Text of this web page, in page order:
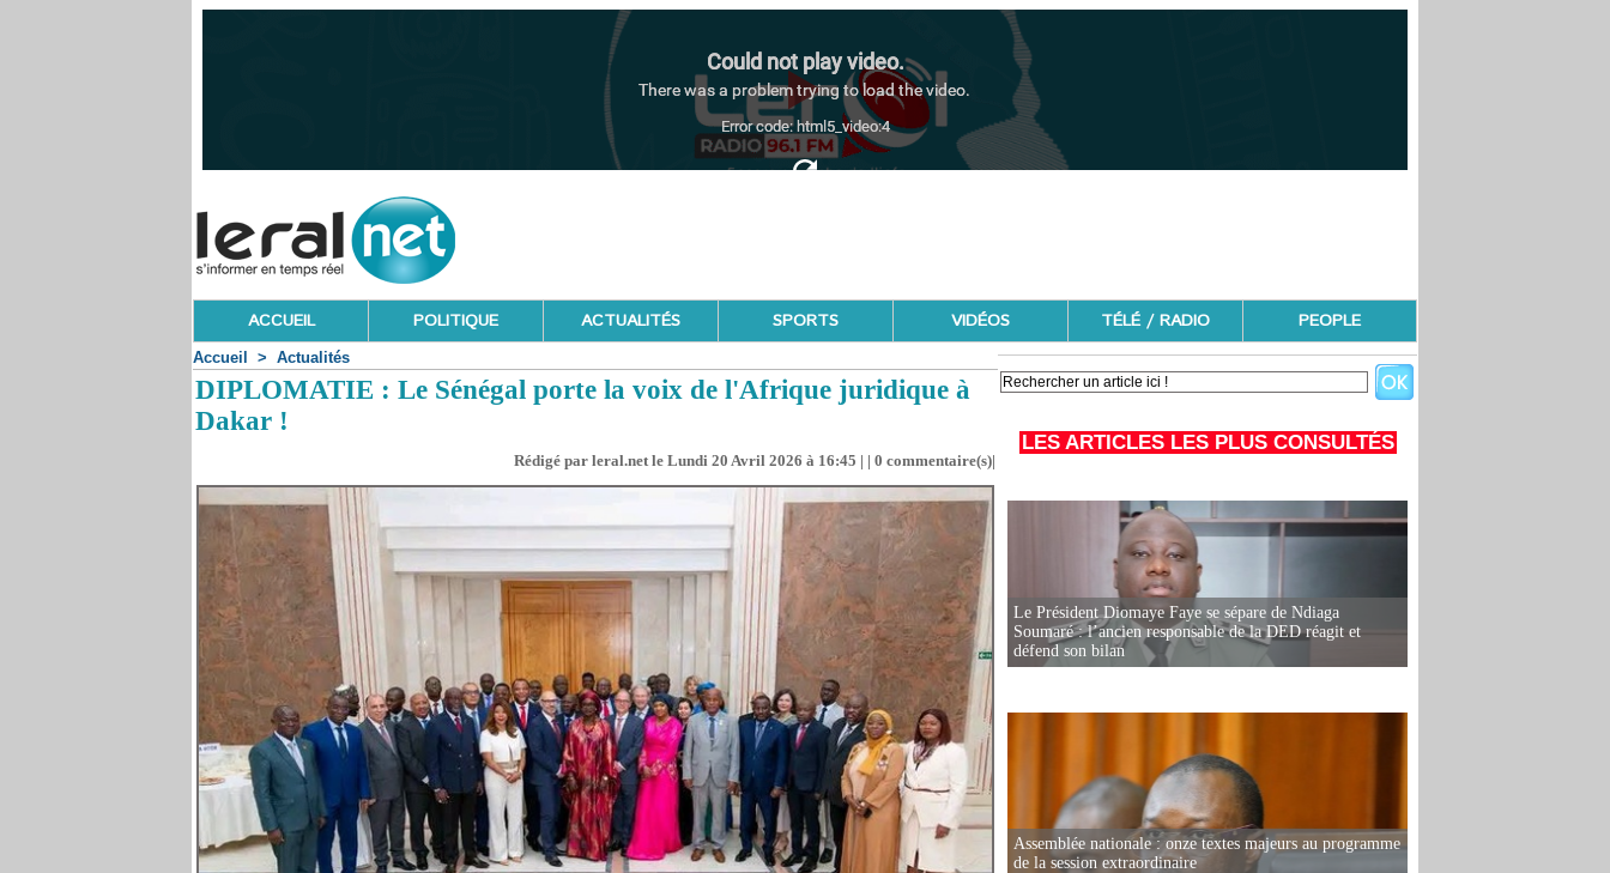
ACCUEIL POLITIQUE ACTUALITÉS SPORTS VIDÉOS TÉLÉ / RADIO PEOPLE
Accueil > Actualités
DIPLOMATIE : Le Sénégal porte la voix de l'Afrique juridique à
Dakar !
Rédigé par leral.net le Lundi 20 Avril 2026 à 16:45 | | 0 commentaire(s)|
LES ARTICLES LES PLUS CONSULTÉS
Le Président Diomaye Faye se sépare de Ndiaga
Soumaré : l’ancien responsable de la DED réagit et
défend son bilan
Assemblée nationale : onze textes majeurs au programme
de la session extraordinaire